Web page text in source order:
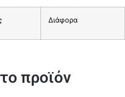
Διάφορα
προϊόν